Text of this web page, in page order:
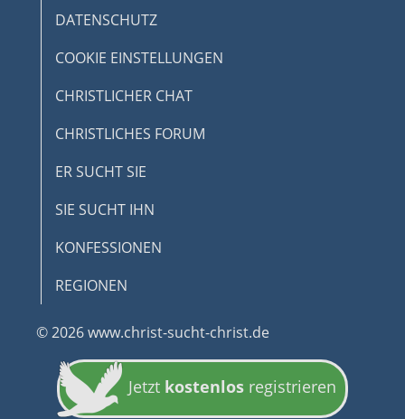
DATENSCHUTZ
COOKIE EINSTELLUNGEN
CHRISTLICHER CHAT
CHRISTLICHES FORUM
ER SUCHT SIE
SIE SUCHT IHN
KONFESSIONEN
REGIONEN
© 2026 www.christ-sucht-christ.de
Jetzt kostenlos registrieren